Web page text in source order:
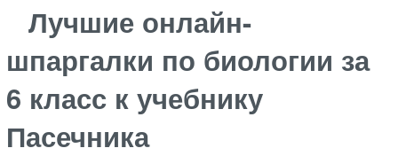
Лучшие онлайн-
шпаргалки по биологии за
6 класс к учебнику
Пасечника